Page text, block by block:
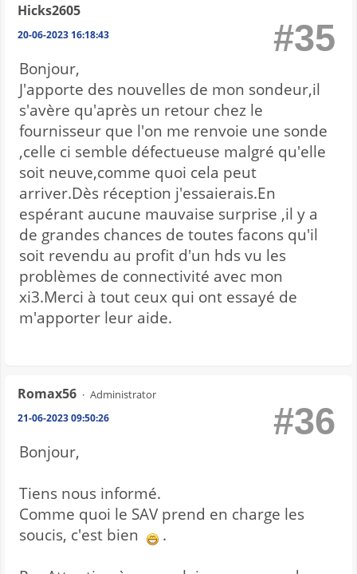
Hicks2605
20-06-2023 16:18:43 #35
Bonjour,
J'apporte des nouvelles de mon sondeur,il
s'avère qu'après un retour chez le
fournisseur que l'on me renvoie une sonde
,celle ci semble défectueuse malgré qu'elle
soit neuve,comme quoi cela peut
arriver.Dès réception j'essaierais.En
espérant aucune mauvaise surprise ,il y a
de grandes chances de toutes facons qu'il
soit revendu au profit d'un hds vu les
problèmes de connectivité avec mon
xi3.Merci à tout ceux qui ont essayé de
m'apporter leur aide.
Romax56 Administrator
21-06-2023 09:50:26 #36
Bonjour,
Tiens nous informé.
Comme quoi le SAV prend en charge les
soucis, c'est bien
.